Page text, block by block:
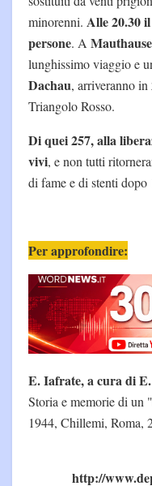
minorenni. Alle 20.30
persone. A
lunghissimo viaggio e
Dachau, arriveranno in
Triangolo Rosso.
Di quei 257, alla
vivi, e non tutti
di fame e di stenti dopo
Per approfondire:
E. Iafrate, a cura di
Storia e memorie di un
1944, Chillemi, Roma,
http://